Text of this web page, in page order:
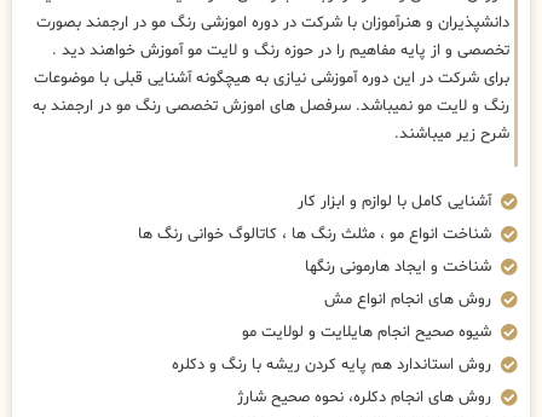
دانشپذیران و هنرآموزان با شرکت در دوره اموزشی رنگ مو در ارجمند بصورت
تخصصی و از پایه مفاهیم را در حوزه رنگ و لایت مو آموزش خواهند دید .
برای شرکت در این دوره آموزشی نیازی به هیچگونه آشنایی قبلی با موضوعات
رنگ و لایت مو نمیباشد. سرفصل های اموزش تخصصی رنگ مو در ارجمند به
شرح زیر میباشند.
آشنایی کامل با لوازم و ابزار کار
شناخت انواع مو ، مثلث رنگ ها ، کاتالوگ خوانی رنگ ها
شناخت و ایجاد هارمونی رنگها
روش های انجام انواع مش
شیوه صحیح انجام هایلایت و لولایت مو
روش استاندارد هم پایه کردن ریشه با رنگ و دکلره
روش های انجام دکلره، نحوه صحیح شارژ